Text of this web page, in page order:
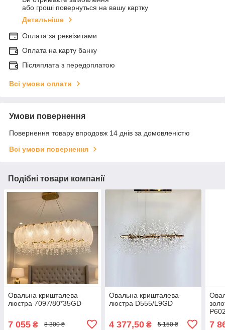
або гроші повернуться на вашу картку
Детальніше
Оплата за реквізитами
Оплата на карту банку
Післяплата з передоплатою
Всі умови оплати
Умови повернення
Повернення товару впродовж 14 днів за домовленістю
Всі умови повернення
Подібні товари компанії
Овальна кришталева
люстра 7097/80*35GD
7 055 ₴ 8 300 ₴
Овальна кришталева
люстра D555/L9GD
4 377,50₴ 5 150 ₴ 7